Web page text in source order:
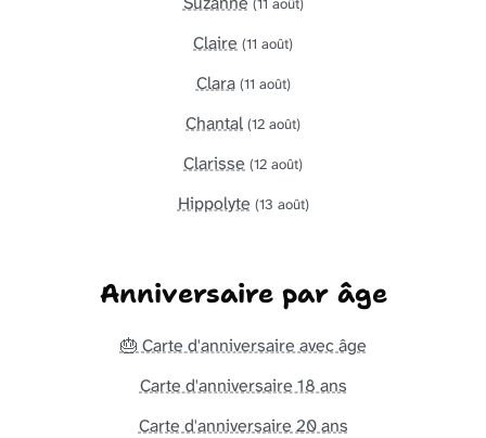
Claire (11 août)
Clara (11 août)
Chantal (12 août)
Clarisse (12 août)
Hippolyte (13 août)
Anniversaire par âge
🎂 Carte d'anniversaire avec âge
Carte d'anniversaire 18 ans
Carte d'anniversaire 20 ans